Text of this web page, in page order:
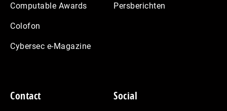
Computable Awards
Colofon
Cybersec e-Magazine
Persberichten
Contact Social